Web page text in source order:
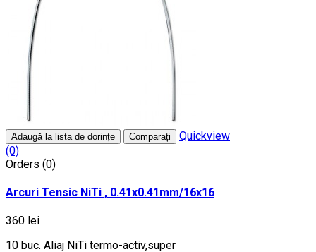
Adaugă la lista de dorințe Comparați
Quickview
(0)
Orders (0)
Arcuri Tensic NiTi , 0.41x0.41mm/16x16
360 lei
10 buc. Aliaj NiTi termo-activ,super